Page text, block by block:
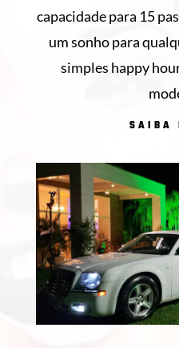
capacidade para 15
um sonho para
simples happy
SAIBA